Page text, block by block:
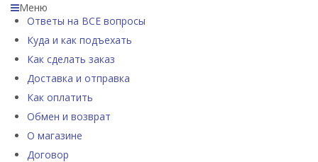
Меню
Ответы на ВСЕ вопросы
Куда и как подъехать
Как сделать заказ
Доставка и отправка
Как оплатить
Обмен и возврат
О магазине
Договор